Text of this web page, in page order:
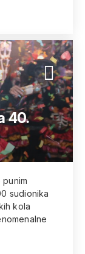
40.
sudionika
kola